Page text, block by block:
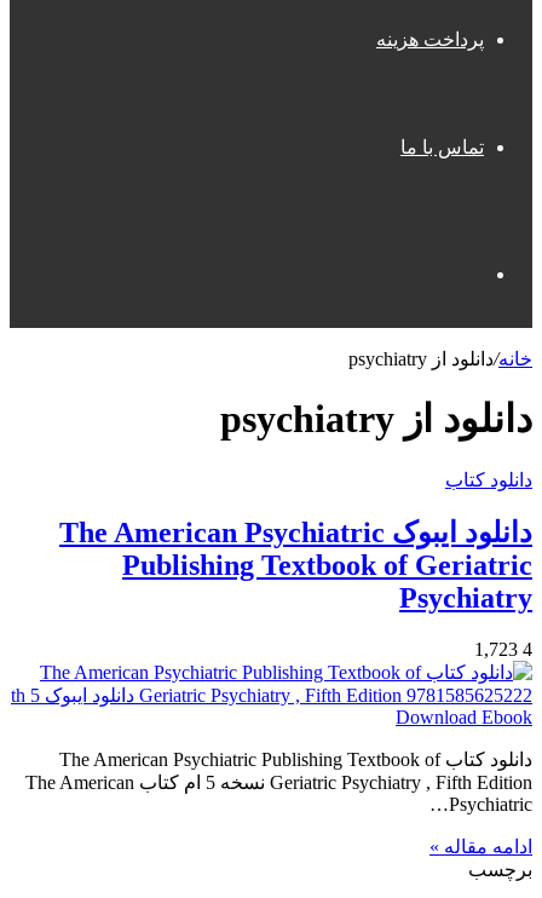
پرداخت هزینه
تماس با ما
خانه/دانلود از psychiatry
دانلود از psychiatry
دانلود کتاب
دانلود ایبوک The American Psychiatric
Publishing Textbook of Geriatric
Psychiatry
4
دانلود کتاب The American Psychiatric Publishing Textbook of
Geriatric Psychiatry , Fifth Edition نسخه 5 ام کتاب The American
Psychiatric…
ادامه مقاله »
برچسب